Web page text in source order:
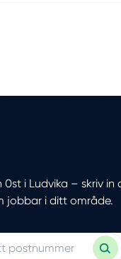
i Ludvika – skriv
jobbar i ditt område.